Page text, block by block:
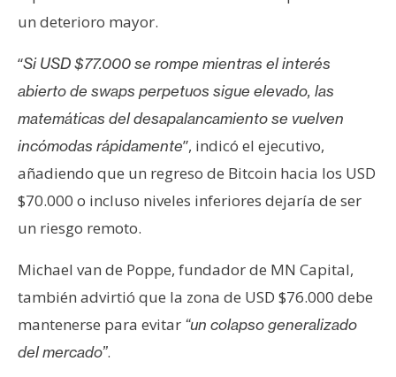
un deterioro mayor.
“Si USD $77.000 se rompe mientras el interés
abierto de swaps perpetuos sigue elevado, las
matemáticas del desapalancamiento se vuelven
incómodas rápidamente”, indicó el ejecutivo,
añadiendo que un regreso de Bitcoin hacia los USD
$70.000 o incluso niveles inferiores dejaría de ser
un riesgo remoto.
Michael van de Poppe, fundador de MN Capital,
también advirtió que la zona de USD $76.000 debe
mantenerse para evitar “un colapso generalizado
del mercado”.